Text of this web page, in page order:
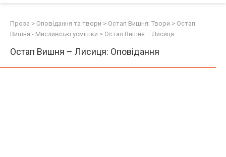
Проза > Оповідання та твори > Остап Вишня: Твори > Остап
Вишня - Мисливські усмішки > Остап Вишня – Лисиця
Остап Вишня – Лисиця: Оповідання